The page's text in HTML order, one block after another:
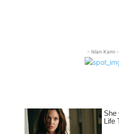
- Iklan Kami -